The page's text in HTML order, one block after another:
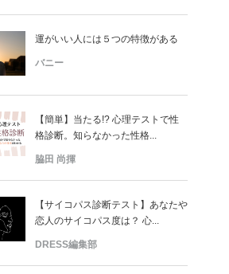
運がいい人には５つの特徴がある
バニー
【簡単】当たる!? 心理テストで性
格診断。知らなかった性格...
脇田 尚揮
【サイコパス診断テスト】あなたや
恋人のサイコパス度は？ 心...
DRESS編集部